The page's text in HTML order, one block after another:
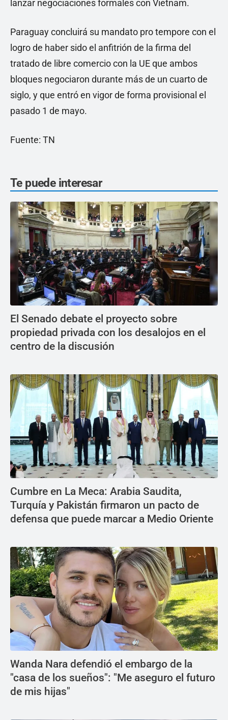
lanzar negociaciones formales con Vietnam.
Paraguay concluirá su mandato pro tempore con el
logro de haber sido el anfitrión de la firma del
tratado de libre comercio con la UE que ambos
bloques negociaron durante más de un cuarto de
siglo, y que entró en vigor de forma provisional el
pasado 1 de mayo.
Fuente: TN
Te puede interesar
El Senado debate el proyecto sobre
propiedad privada con los desalojos en el
centro de la discusión
Cumbre en La Meca: Arabia Saudita,
Turquía y Pakistán firmaron un pacto de
defensa que puede marcar a Medio Oriente
Wanda Nara defendió el embargo de la
"casa de los sueños": "Me aseguro el futuro
de mis hijas"